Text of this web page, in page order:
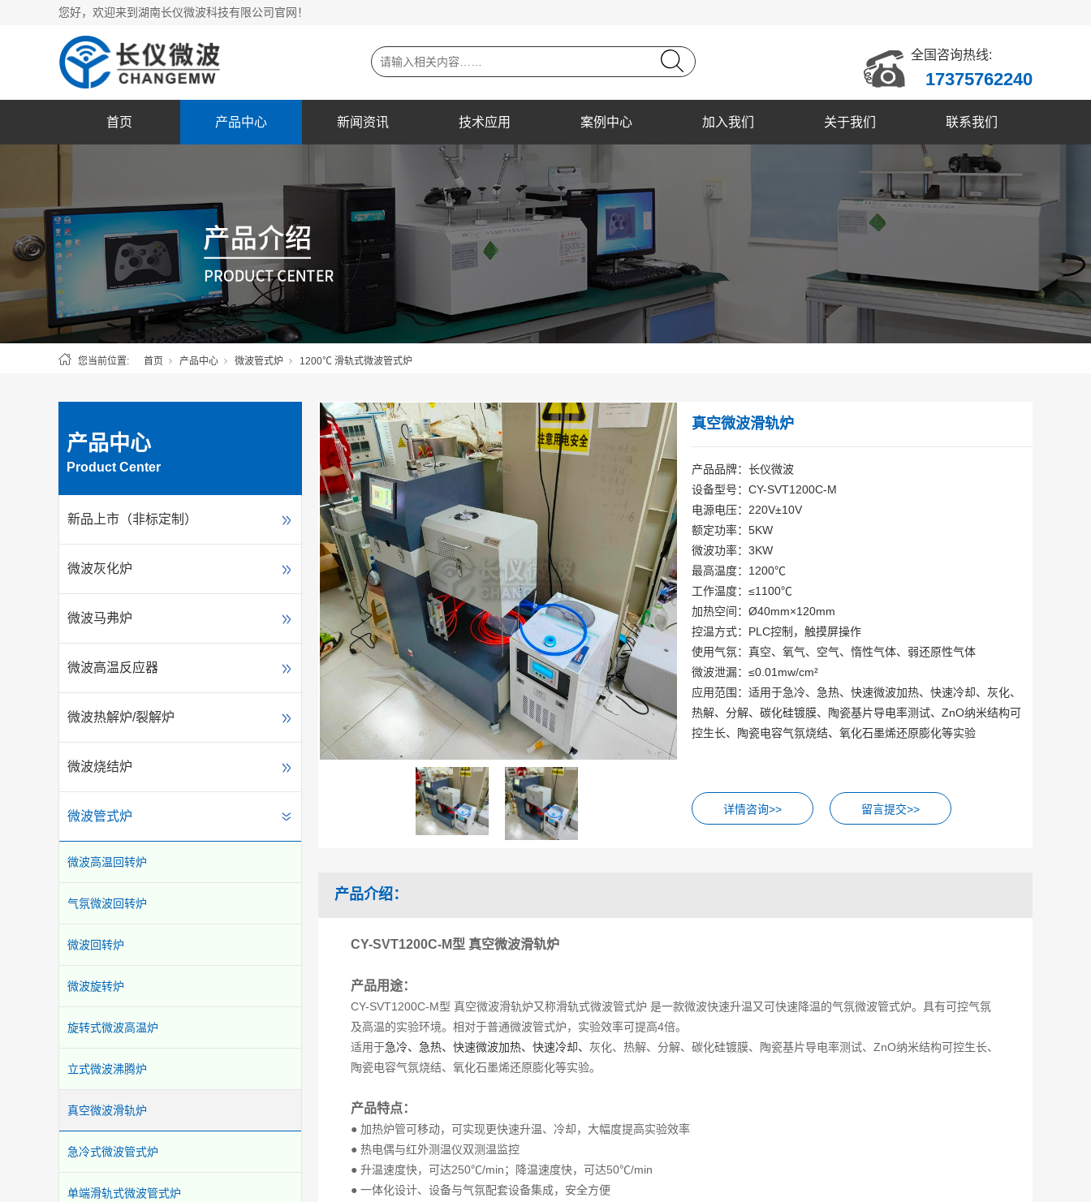
您好，欢迎来到湖南长仪微波科技有限公司官网！
全国咨询热线:
17375762240
首页 产品中心 新闻资讯 技术应用 案例中心 加入我们 关于我们 联系我们
您当前位置: 首页 产品中心 微波管式炉 1200℃ 滑轨式微波管式炉
产品中心
Product Center
新品上市（非标定制）
微波灰化炉
微波马弗炉
微波高温反应器
微波热解炉/裂解炉
微波烧结炉
微波管式炉
微波高温回转炉
气氛微波回转炉
微波回转炉
微波旋转炉
旋转式微波高温炉
立式微波沸腾炉
真空微波滑轨炉
急冷式微波管式炉
单端滑轨式微波管式炉
真空微波滑轨炉
产品品牌：长仪微波
设备型号：CY-SVT1200C-M
电源电压：220V±10V
额定功率：5KW
微波功率：3KW
最高温度：1200℃
工作温度：≤1100℃
加热空间：Ø40mm×120mm
控温方式：PLC控制，触摸屏操作
使用气氛：真空、氧气、空气、惰性气体、弱还原性气体
微波泄漏：≤0.01mw/cm²
应用范围：适用于急冷、急热、快速微波加热、快速冷却、灰化、
热解、分解、碳化硅镀膜、陶瓷基片导电率测试、ZnO纳米结构可
控生长、陶瓷电容气氛烧结、氧化石墨烯还原膨化等实验
留言提交>>
产品介绍：
CY-SVT1200C-M型 真空微波滑轨炉
产品用途：
CY-SVT1200C-M型 真空微波滑轨炉又称滑轨式微波管式炉 是一款微波快速升温又可快速降温的气氛微波管式炉。具有可控气氛
及高温的实验环境。相对于普通微波管式炉，实验效率可提高4倍。
适用于急冷、急热、快速微波加热、快速冷却、 灰化、热解、分解、碳化硅镀膜、陶瓷基片导电率测试、ZnO纳米结构可控生长、
陶瓷电容气氛烧结、氧化石墨烯还原膨化等实验。
产品特点：
● 加热炉管可移动，可实现更快速升温、冷却，大幅度提高实验效率
● 热电偶与红外测温仪双测温监控
● 升温速度快，可达250℃/min；降温速度快，可达50℃/min
● 一体化设计、设备与气氛配套设备集成，安全方便